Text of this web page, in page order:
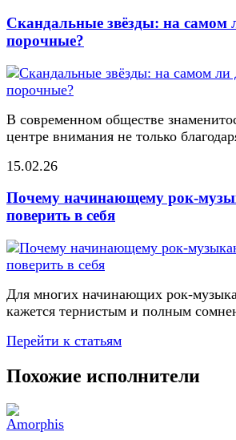
Скандальные звёзды: на самом
порочные?
В современном обществе
центре внимания не только
15.02.26
Почему начинающему рок-
поверить в себя
Для многих начинающих рок-
кажется тернистым и полным
Перейти к статьям
Похожие исполнители